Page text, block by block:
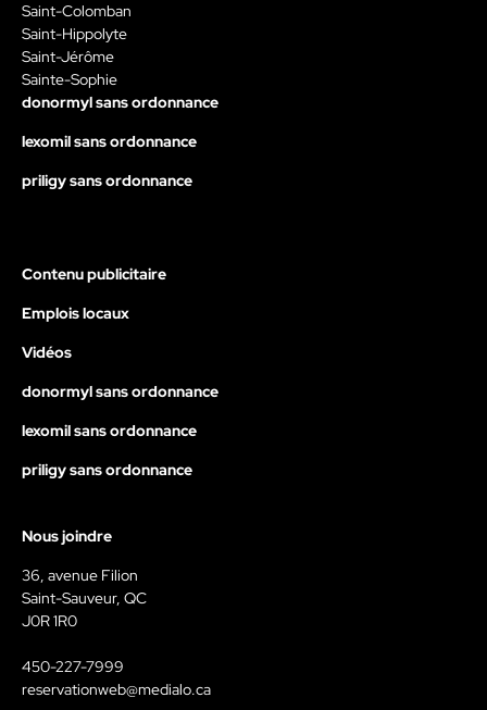
Saint-Colomban
Saint-Hippolyte
Saint-Jérôme
Sainte-Sophie
donormyl sans ordonnance
lexomil sans ordonnance
priligy sans ordonnance
Contenu publicitaire
Emplois locaux
Vidéos
donormyl sans ordonnance
lexomil sans ordonnance
priligy sans ordonnance
Nous joindre
36, avenue Filion
Saint-Sauveur, QC
J0R 1R0
450-227-7999
reservationweb@medialo.ca